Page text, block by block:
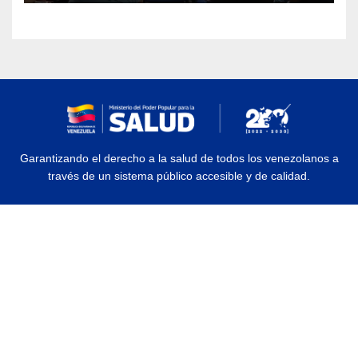
Garantizando el derecho a la salud de todos los venezolanos a
través de un sistema público accesible y de calidad.